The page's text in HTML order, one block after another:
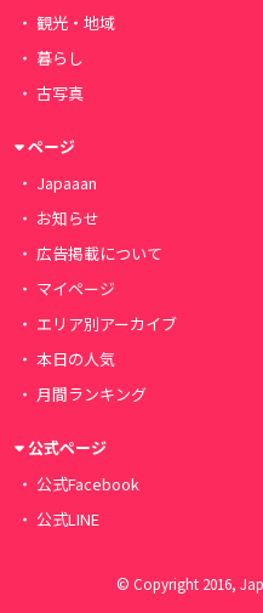
観光・地域
暮らし
古写真
ページ
Japaaan
お知らせ
広告掲載について
マイページ
エリア別アーカイブ
本日の人気
月間ランキング
公式ページ
公式Facebook
公式LINE
© Copyright 2016,